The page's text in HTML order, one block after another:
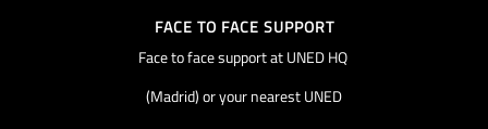
FACE TO FACE SUPPORT
Face to face support at UNED HQ
(Madrid) or your nearest UNED